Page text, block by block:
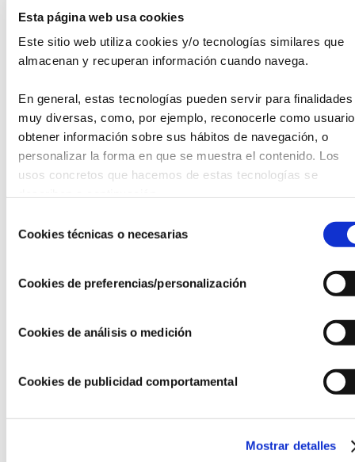
Esta página web usa cookies
Este sitio web utiliza cookies y/o tecnologías similares que
almacenan y recuperan información cuando navega.
En general, estas tecnologías pueden servir para finalidades
muy diversas, como, por ejemplo, reconocerle como
obtener información sobre sus hábitos de navegación, o
personalizar la forma en que se muestra el contenido. Los
usos concretos que hacemos de estas tecnologías se
deCookies técnicas o necesarias
Cookies de preferencias/personalización
Cookies de análisis o medición
Cookies de publicidad comportamental
Mostrar detalles
Con el fin de apoyar a nuestras asociadas en el
desarrollo de su actividad, fomentar el trabajo en red y
mejorar su visibilidad, ponemos a su disposición
Entre otras:
· Asesoría jurídica, fiscal y contable.
· Formación en condiciones preferentes.
· Grupos de trabajo: Consejos Autonómicos (por ámbito
· Iniciativas para reforzar la difusión de su actividad.
de calidad.
ventajosas.
Actualmente la AEF está
integrada por 1.018